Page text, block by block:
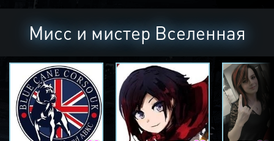
Мисс и мистер Вселенная